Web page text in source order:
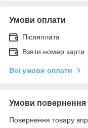
Умови оплати
Післяплата
Взяти номер карти
Всі умови оплати
Умови повернення
Повернення товару